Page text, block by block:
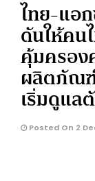
ไทย-แอ
ดันให้คน
คุ้มครอง
ผลิตภัณฑ์
เริ่มดูแล
Posted On 2